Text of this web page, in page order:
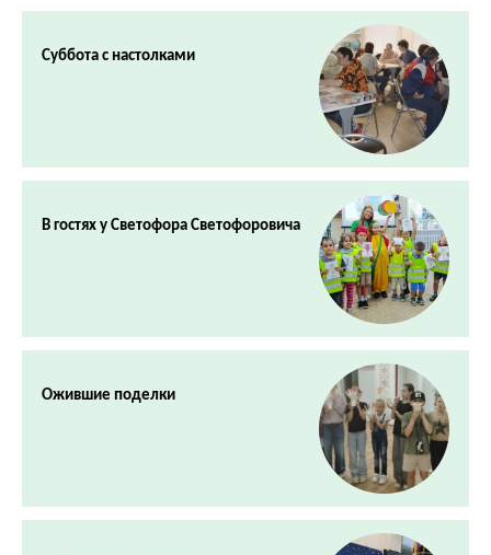
Суббота с настолками
В гостях у Светофора Светофоровича
Ожившие поделки